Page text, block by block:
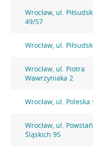
Wrocław, ul.
49/57
Wrocław, ul.
Wrocław, ul. Piotra
Wawrzyniaka 2
Wrocław, ul. Poleska
Wrocław, ul.
Śląskich 95